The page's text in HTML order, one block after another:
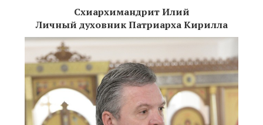
Схиархимандрит Илий
Личный духовник Патриарха Кирилла